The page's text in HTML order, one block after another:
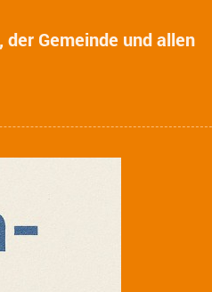
Gemeinde und allen